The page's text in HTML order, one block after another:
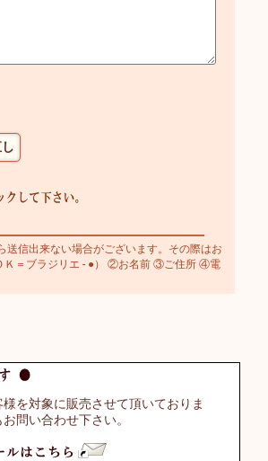
信出来ない場合がございます。その際はお
Ｋ＝ブラジリエ - ●） ②お名前 ③ご住所 ④電
を対象に販売させて頂いておりま
問い合わせ下さい。